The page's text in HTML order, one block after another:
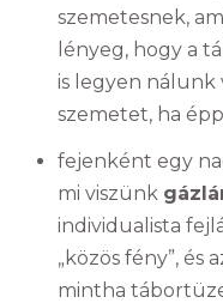
szemetesnek,
lényeg, hogy a
is legyen nálunk
szemetet, ha
fejenként egy
mi viszünk
individualista
„közös fény”, és
mintha